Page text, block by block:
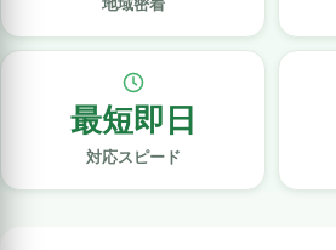
最短即日
対応スピード